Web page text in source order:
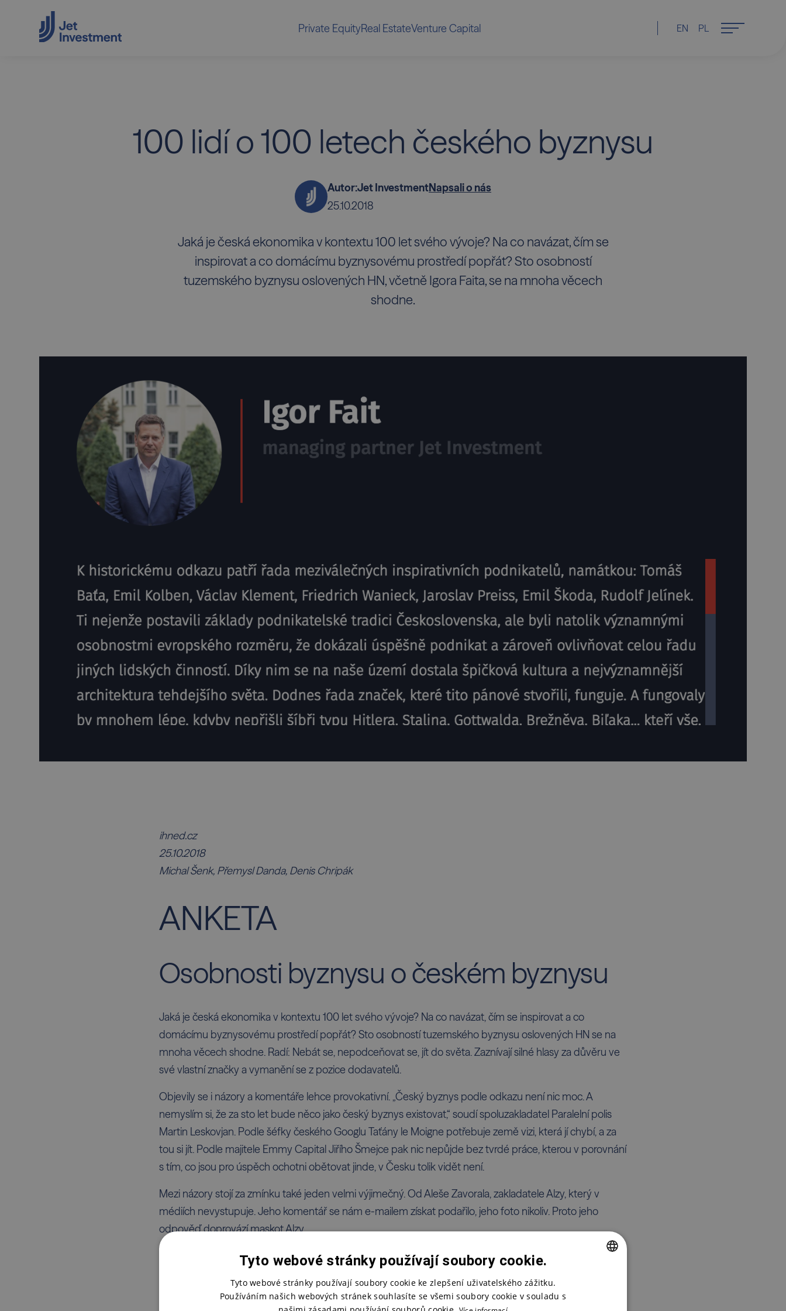
Private EquityReal EstateVenture Capital EN PL
100 lidí o 100 letech českého byznysu
Autor:Jet Investment
25.10.2018
Napsali o nás
Jaká je česká ekonomika v kontextu 100 let svého vývoje? Na co navázat, čím se
inspirovat a co domácímu byznysovému prostředí popřát? Sto osobností
tuzemského byznysu oslovených HN, včetně Igora Faita, se na mnoha věcech
shodne.
ihned.cz
25.10.2018
Michal Šenk, Přemysl Danda, Denis Chripák
ANKETA
Osobnosti byznysu o českém byznysu
Jaká je česká ekonomika v kontextu 100 let svého vývoje? Na co navázat, čím se inspirovat a co
domácímu byznysovému prostředí popřát? Sto osobností tuzemského byznysu oslovených HN se na
mnoha věcech shodne. Radí: Nebát se, nepodceňovat se, jít do světa. Zaznívají silné hlasy za důvěru ve
své vlastní značky a vymanění se z pozice dodavatelů.
Objevily se i názory a komentáře lehce provokativní. „Český byznys podle odkazu není nic moc. A
nemyslím si, že za sto let bude něco jako český byznys existovat,“ soudí spoluzakladatel Paralelní polis
Martin Leskovjan. Podle šéfky českého Googlu Taťány le Moigne potřebuje země vizi, která jí chybí, a za
tou si jít. Podle majitele Emmy Capital Jiřího Šmejce pak nic nepůjde bez tvrdé práce, kterou v porovnání
s tím, co jsou pro úspěch ochotni obětovat jinde, v Česku tolik vidět není.
Mezi názory stojí za zmínku také jeden velmi výjimečný. Od Aleše Zavorala, zakladatele Alzy, který v
médiích nevystupuje. Jeho komentář se nám e-mailem získat podařilo, jeho foto nikoliv. Proto jeho
odpověď doprovází maskot Alzy.
Igor FaitTyto webové stránky používají soubory cookie.
Tyto webové stránky používají soubory cookie ke zlepšení uživatelského zážitku.
Používáním našich webových stránek souhlasíte se všemi soubory cookie v souladu s